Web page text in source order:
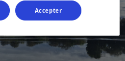
Accepter